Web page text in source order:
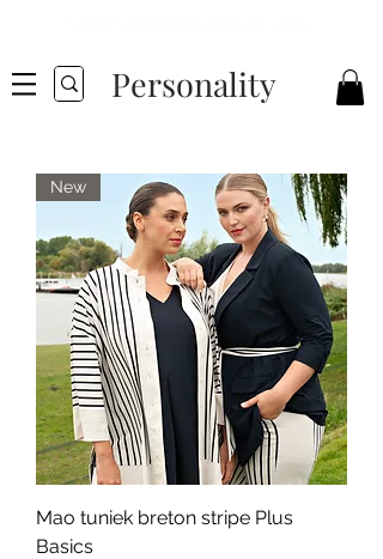
Personality
New
Mao tuniek breton stripe Plus
Basics